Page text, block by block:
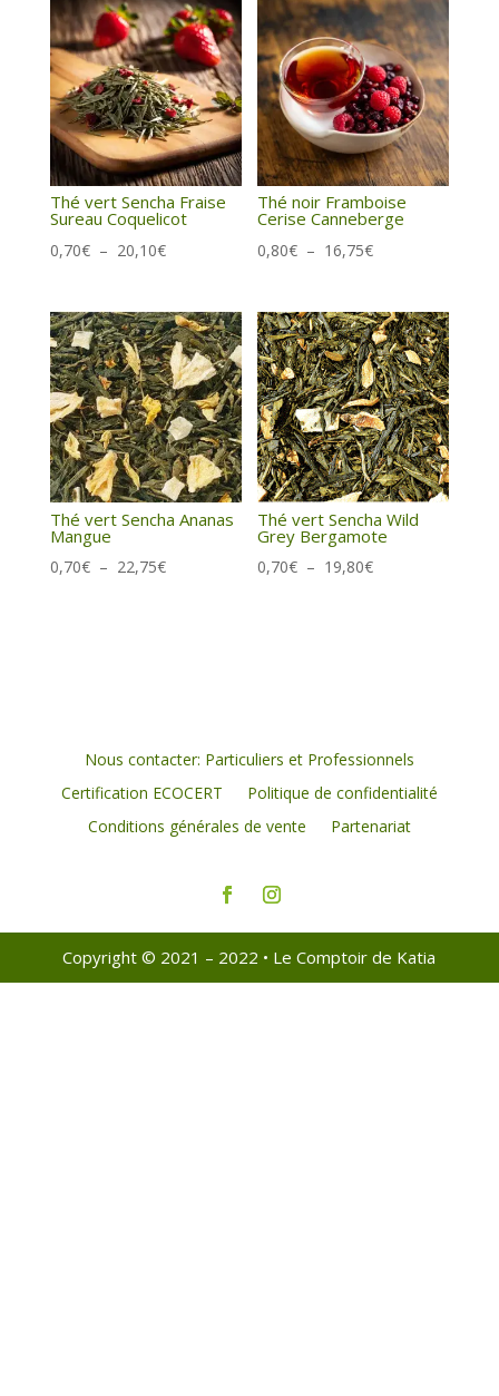
Thé vert Sencha Fraise
Sureau Coquelicot
0,70€ – 20,10€Plage
prix :
0,70€
à
20,10€
Thé noir Framboise
Cerise Canneberge
0,80€ – 16,75€Plage
prix :
0,80€
à
16,75€
Thé vert Sencha Ananas
Mangue
0,70€ – 22,75€Plage
Thé vert Sencha Wild
Grey Bergamote
0,70€ – 19,80€Plage
Nous contacter: Particuliers et Professionnels
Certification ECOCERT
Politique de confidentialité
Conditions générales de vente
Partenariat
Copyright © 2021 – 2022 • Le Comptoir de Katia